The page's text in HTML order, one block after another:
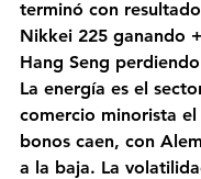
terminó con
Nikkei 225 ganando
Hang Seng
La energía es el
comercio minorista
bonos caen, con
a la baja. La